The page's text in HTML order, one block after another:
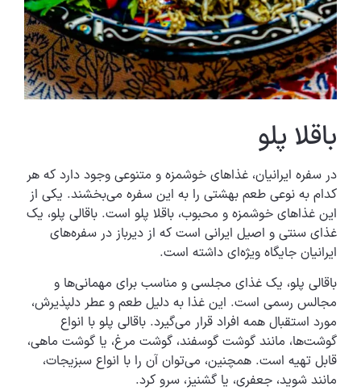
باقلا پلو
در سفره ایرانیان، غذاهای خوشمزه و متنوعی وجود دارد که هر
کدام به نوعی طعم بهشتی را به این سفره می‌بخشند. یکی از
این غذاهای خوشمزه و محبوب، باقلا پلو است. باقالی پلو، یک
غذای سنتی و اصیل ایرانی است که از دیرباز در سفره‌های
ایرانیان جایگاه ویژه‌ای داشته است.
باقالی پلو، یک غذای مجلسی و مناسب برای مهمانی‌ها و
مجالس رسمی است. این غذا به دلیل طعم و عطر دلپذیرش،
مورد استقبال همه افراد قرار می‌گیرد. باقالی پلو با انواع
گوشت‌ها، مانند گوشت گوسفند، گوشت مرغ، یا گوشت ماهی،
قابل تهیه است. همچنین، می‌توان آن را با انواع سبزیجات،
مانند شوید، جعفری، یا گشنیز، سرو کرد.